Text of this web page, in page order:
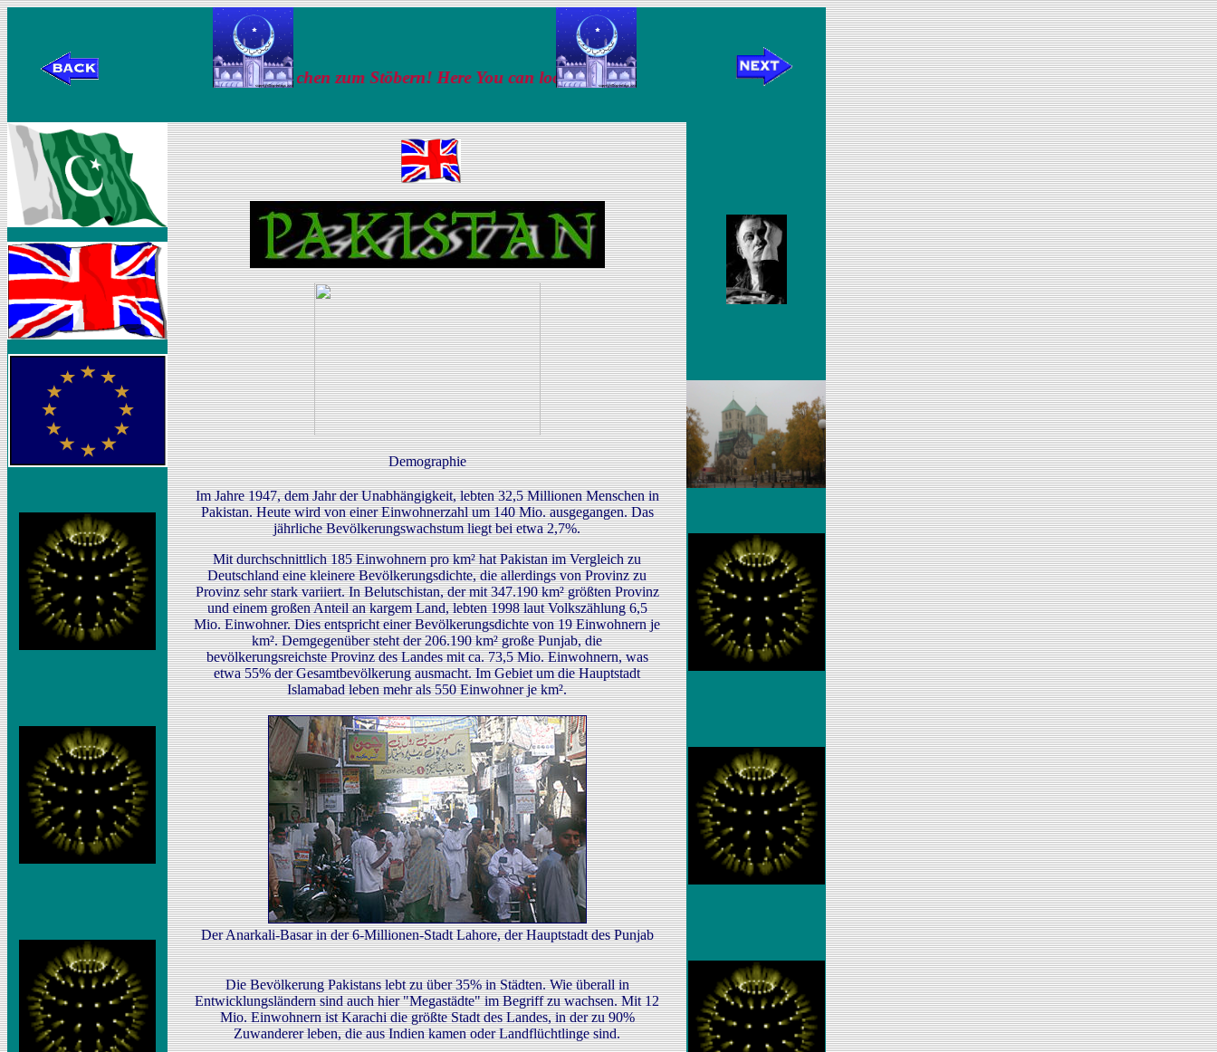
Hier ein bischen zum Stöbern! Here You can look around, You will find a lot!
Demographie
Im Jahre 1947, dem Jahr der Unabhängigkeit, lebten 32,5 Millionen Menschen in
Pakistan. Heute wird von einer Einwohnerzahl um 140 Mio. ausgegangen. Das
jährliche Bevölkerungswachstum liegt bei etwa 2,7%.
Mit durchschnittlich 185 Einwohnern pro km² hat Pakistan im Vergleich zu
Deutschland eine kleinere Bevölkerungsdichte, die allerdings von Provinz zu
Provinz sehr stark variiert. In Belutschistan, der mit 347.190 km² größten Provinz
und einem großen Anteil an kargem Land, lebten 1998 laut Volkszählung 6,5
Mio. Einwohner. Dies entspricht einer Bevölkerungsdichte von 19 Einwohnern je
km². Demgegenüber steht der 206.190 km² große Punjab, die
bevölkerungsreichste Provinz des Landes mit ca. 73,5 Mio. Einwohnern, was
etwa 55% der Gesamtbevölkerung ausmacht. Im Gebiet um die Hauptstadt
Islamabad leben mehr als 550 Einwohner je km².
Der Anarkali-Basar in der 6-Millionen-Stadt Lahore, der Hauptstadt des Punjab
Die Bevölkerung Pakistans lebt zu über 35% in Städten. Wie überall in
Entwicklungsländern sind auch hier "Megastädte" im Begriff zu wachsen. Mit 12
Mio. Einwohnern ist Karachi die größte Stadt des Landes, in der zu 90%
Zuwanderer leben, die aus Indien kamen oder Landflüchtlinge sind.